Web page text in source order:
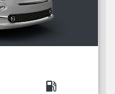
local_gas_station